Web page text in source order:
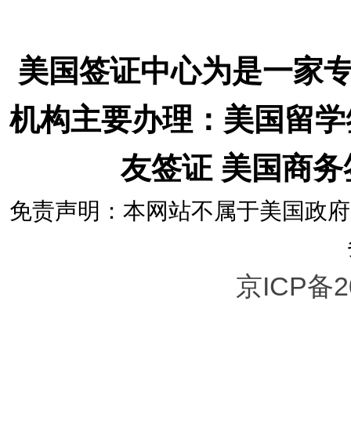
美国签证中心为是一家
机构主要办理：美国留
友签证 美国商
免责声明：本网站不属于美国政
京ICP备